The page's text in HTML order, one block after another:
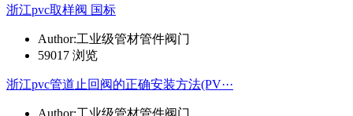
浙江pvc取样阀 国标
Author:工业级管材管件阀门
59017 浏览
浙江pvc管道止回阀的正确安装方法(PV···
Author:工业级管材管件阀门